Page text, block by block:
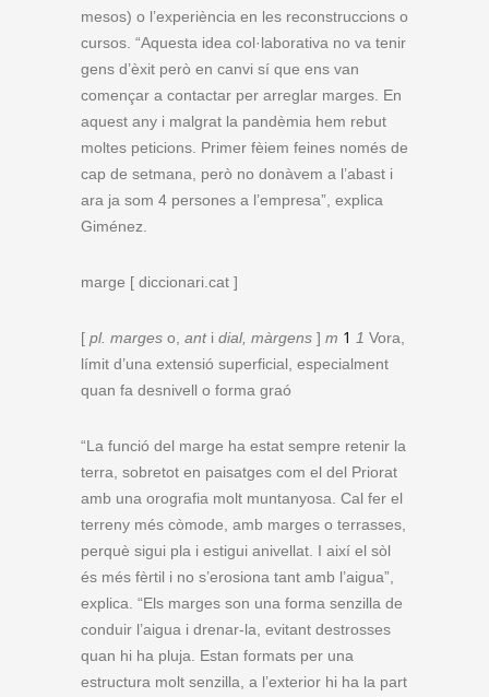
mesos) o l’experiència en les reconstruccions o
cursos. “Aquesta idea col·laborativa no va tenir
gens d’èxit però en canvi sí que ens van
començar a contactar per arreglar marges. En
aquest any i malgrat la pandèmia hem rebut
moltes peticions. Primer fèiem feines només de
cap de setmana, però no donàvem a l’abast i
ara ja som 4 persones a l’empresa”, explica
Giménez.
marge [ diccionari.cat ]
[ pl. marges o, ant i dial, màrgens ] m 1 1 Vora,
límit d’una extensió superficial, especialment
quan fa desnivell o forma graó
“La funció del marge ha estat sempre retenir la
terra, sobretot en paisatges com el del Priorat
amb una orografia molt muntanyosa. Cal fer el
terreny més còmode, amb marges o terrasses,
perquè sigui pla i estigui anivellat. I així el sòl
és més fèrtil i no s’erosiona tant amb l’aigua”,
explica. “Els marges son una forma senzilla de
conduir l’aigua i drenar-la, evitant destrosses
quan hi ha pluja. Estan formats per una
estructura molt senzilla, a l’exterior hi ha la part